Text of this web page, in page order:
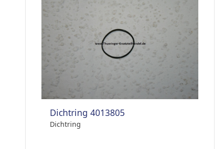
Dichtring 4013805
Dichtring